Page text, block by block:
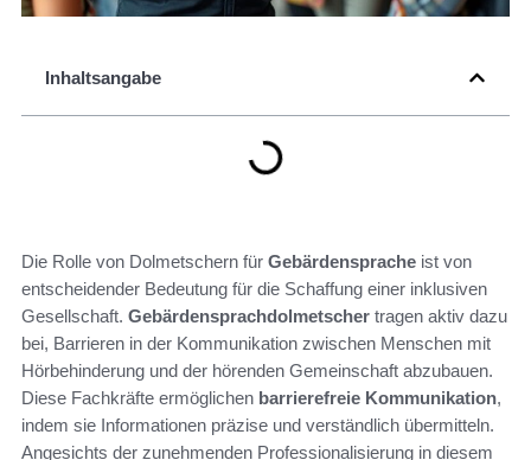
Inhaltsangabe
Die Rolle von Dolmetschern für Gebärdensprache ist von
entscheidender Bedeutung für die Schaffung einer inklusiven
Gesellschaft. Gebärdensprachdolmetscher tragen aktiv dazu
bei, Barrieren in der Kommunikation zwischen Menschen mit
Hörbehinderung und der hörenden Gemeinschaft abzubauen.
Diese Fachkräfte ermöglichen barrierefreie Kommunikation,
indem sie Informationen präzise und verständlich übermitteln.
Angesichts der zunehmenden Professionalisierung in diesem